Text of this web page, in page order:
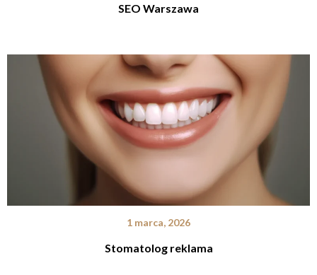
SEO Warszawa
1 marca, 2026
Stomatolog reklama